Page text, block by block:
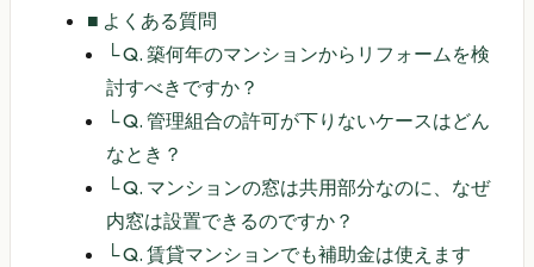
■ よくある質問
└Q. 築何年のマンションからリフォームを検
討すべきですか？
└Q. 管理組合の許可が下りないケースはどん
なとき？
└Q. マンションの窓は共用部分なのに、なぜ
内窓は設置できるのですか？
└Q. 賃貸マンションでも補助金は使えます